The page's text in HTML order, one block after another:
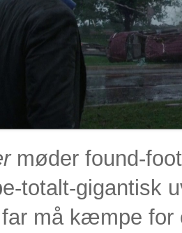
møder found-
totalt-gigantisk
må kæmpe for